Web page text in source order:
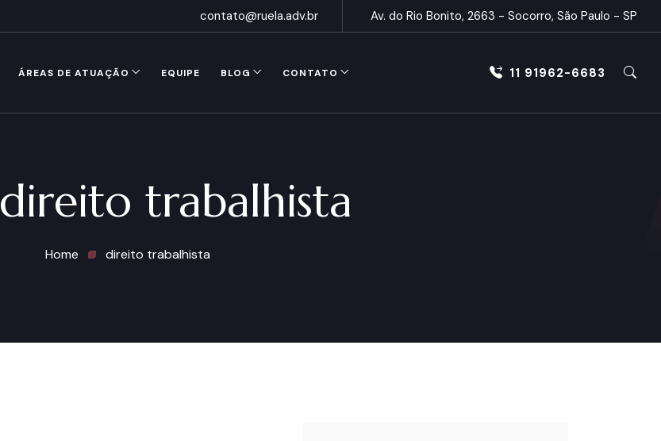
contato@ruela.adv.br Av. do Rio Bonito, 2663 - Socorro, São Paulo - SP
ÁREAS DE ATUAÇÃO EQUIPE BLOG CONTATO 11 91962-6683
direito trabalhista
Home direito trabalhista